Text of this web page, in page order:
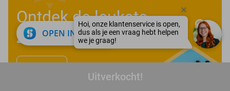
Uitverkocht!
Ontdek de leukste
zomervakantiedeals!
OPEN IN APP close